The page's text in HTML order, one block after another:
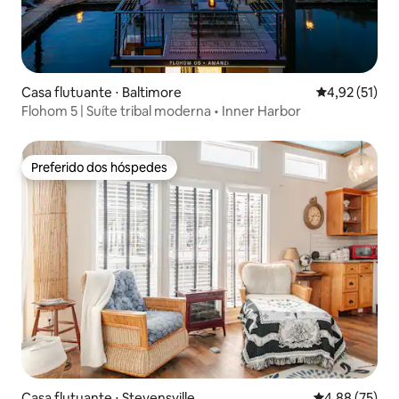
Casa flutuante ⋅ Baltimore 4,92 de uma
4,92 (51)
Flohom 5 | Suíte tribal moderna • Inner Harbor
Preferido dos hóspedes
Preferido dos hóspedes